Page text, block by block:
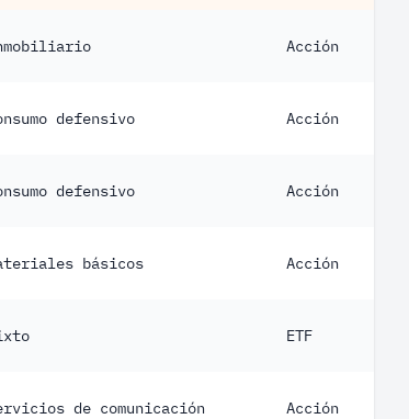
Acción
defensivo Acción
defensivo Acción
básicos Acción
ETF
de comunicación Acción